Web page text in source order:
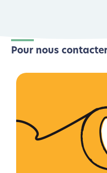
Pour nous